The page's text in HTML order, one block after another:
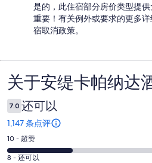
是的，此住宿部分房价类型提
重要！有关例外或要求的更多
宿取消政策。
点
评
关于安缇卡帕纳达
7.0 还可以
1,147 条点评
10
分
10 - 超赞
8
8 - 还可以